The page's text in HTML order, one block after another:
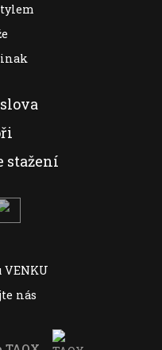
stažení
VENKU
nás